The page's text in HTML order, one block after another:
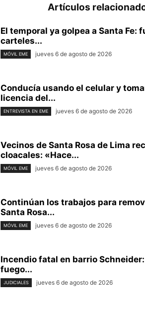
Artículos
El temporal ya golpea a Santa
carteles...
MÓVIL EME jueves 6 de agosto de 2026
Conducía usando el celular y
licencia del...
ENTREVISTA EN EME jueves 6 de agosto de 2026
Vecinos de Santa Rosa de Lima
cloacales: «Hace...
MÓVIL EME jueves 6 de agosto de 2026
Continúan los trabajos para
Santa Rosa...
MÓVIL EME jueves 6 de agosto de 2026
Incendio fatal en barrio
fuego...
JUDICIALES jueves 6 de agosto de 2026